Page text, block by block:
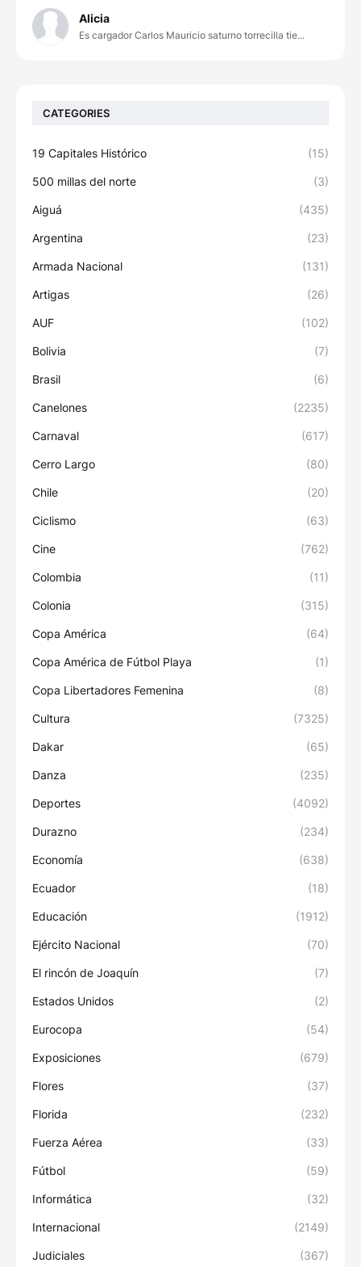
Alicia
Es cargador Carlos Mauricio saturno torrecilla tie...
CATEGORIES
19 Capitales Histórico (15)
500 millas del norte (3)
Aiguá (435)
Argentina (23)
Armada Nacional (131)
Artigas (26)
AUF (102)
Bolivia (7)
Brasil (6)
Canelones (2235)
Carnaval (617)
Cerro Largo (80)
Chile (20)
Ciclismo (63)
Cine (762)
Colombia (11)
Colonia (315)
Copa América (64)
Copa América de Fútbol Playa (1)
Copa Libertadores Femenina (8)
Cultura (7325)
Dakar (65)
Danza (235)
Deportes (4092)
Durazno (234)
Economía (638)
Ecuador (18)
Educación (1912)
Ejército Nacional (70)
El rincón de Joaquín (7)
Estados Unidos (2)
Eurocopa (54)
Exposiciones (679)
Flores (37)
Florida (232)
Fuerza Aérea (33)
Fútbol (59)
Informática (32)
Internacional (2149)
Judiciales (367)